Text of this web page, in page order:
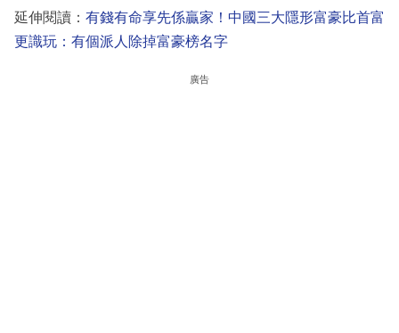
延伸閱讀： 有錢有命享先係贏家！中國三大隱形富豪比首富
更識玩：有個派人除掉富豪榜名字
廣告